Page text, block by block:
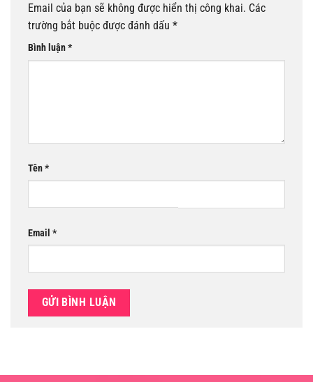
Email của bạn sẽ không được hiển thị công khai. Các
trường bắt buộc được đánh dấu *
Bình luận*
Tên*
Email *